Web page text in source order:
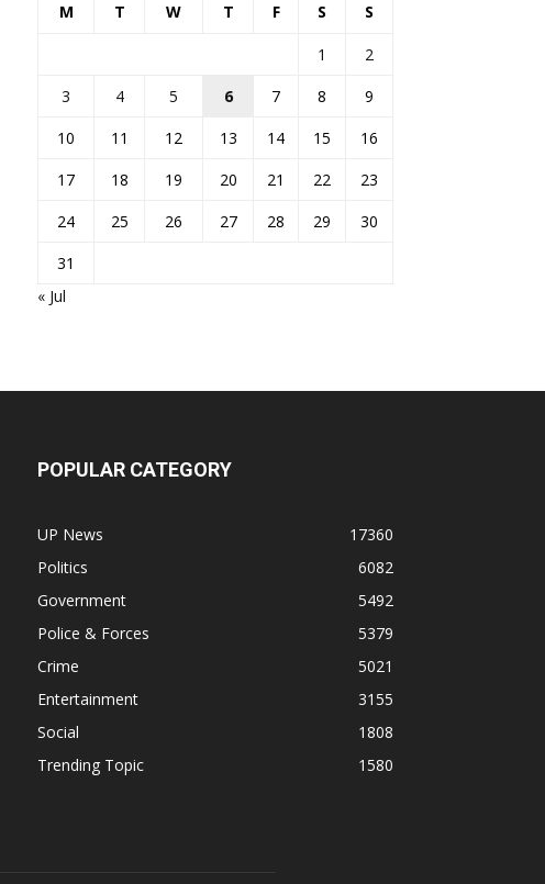
M T W T F S S
1
2
3
4 5 6 7 8
9
10
11 12 13 14 15
16
17
18 19 20 21 22
23
24
25 26 27 28 29
30
31
« Jul
POPULAR CATEGORY
UP News
17360
Politics
6082
Government
5492
Police & Forces
5379
Crime
5021
Entertainment
3155
Social
1808
Trending Topic
1580